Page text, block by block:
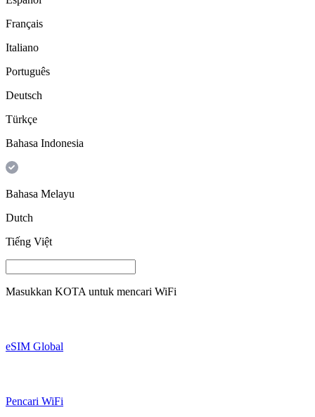
Français
Italiano
Português
Deutsch
Türkçe
Bahasa Indonesia
Bahasa Melayu
Dutch
Tiếng Việt
Masukkan KOTA untuk mencari WiFi
eSIM Global
Pencari WiFi